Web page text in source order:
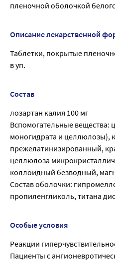
пленочной оболочкой
Описание лекарственной
Таблетки, покрытые
в уп.
Состав
лозартан калия 100 мг
Вспомогательные вещества:
моногидрата и целлюлозы),
прежелатинизированный,
целлюлоза
коллоидный безводный,
Состав оболочки:
пропиленгликоль, титана
Особые условия
Реакции
Пациенты с